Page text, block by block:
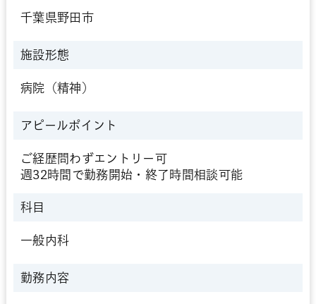
千葉県野田市
施設形態
病院（精神）
アピールポイント
ご経歴問わずエントリー可
週32時間で勤務開始・終了時間相談可能
科目
一般内科
勤務内容